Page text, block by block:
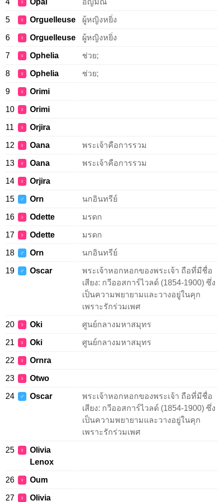
4 ♀ Opal อัญมณี
5 ♀ Orguelleuse ผู้หญิงหยิ่ง
6 ♀ Orguelleuse ผู้หญิงหยิ่ง
7 ♀ Ophelia ช่วย;
8 ♀ Ophelia ช่วย;
9 ♀ Orimi
10 ♀ Orimi
11 ♀ Orjira
12 ♀ Oana พระเจ้าคือการรวม
13 ♀ Oana พระเจ้าคือการรวม
14 ♀ Orjira
15 ♂ Orn นกอินทรีย์
16 ♀ Odette มรดก
17 ♀ Odette มรดก
18 ♂ Orn นกอินทรีย์
19 ♂ Oscar
พระเจ้าหอกหอกของพระเจ้า ถือที่มีชื่อ
เสียง: กวีออสการ์ไวลด์ (1854-1900) ซึ่ง
เป็นความพยายามและวางอยู่ในคุก
เพราะรักร่วมเพศ
20 ♀ Oki ศูนย์กลางมหาสมุทร
21 ♀ Oki ศูนย์กลางมหาสมุทร
22 ♀ Ornra
23 ♀ Otwo
24 ♂ Oscar
พระเจ้าหอกหอกของพระเจ้า ถือที่มีชื่อ
เสียง: กวีออสการ์ไวลด์ (1854-1900) ซึ่ง
เป็นความพยายามและวางอยู่ในคุก
เพราะรักร่วมเพศ
25 ♀
Olivia
Lenox
26 ♀ Oum
27 ♀
Olivia